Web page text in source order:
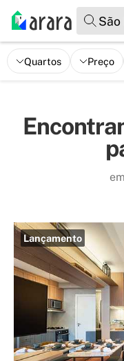
São
Quartos Preço
Lançamento